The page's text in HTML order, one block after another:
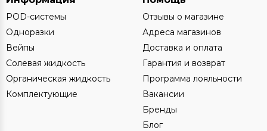
POD-системы
Одноразки
Вейпы
Солевая жидкость
Органическая жидкость
Комплектующие
Отзывы о магазине
Адреса магазинов
Доставка и оплата
Гарантия и возврат
Программа лояльности
Вакансии
Бренды
Блог